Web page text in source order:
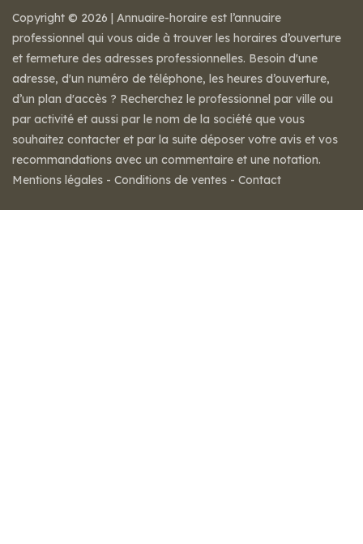
Copyright © 2026 | Annuaire-horaire est l’annuaire
professionnel qui vous aide à trouver les horaires d’ouverture
et fermeture des adresses professionnelles. Besoin d'une
adresse, d'un numéro de téléphone, les heures d’ouverture,
d’un plan d'accès ? Recherchez le professionnel par ville ou
par activité et aussi par le nom de la société que vous
souhaitez contacter et par la suite déposer votre avis et vos
recommandations avec un commentaire et une notation.
Mentions légales - Conditions de ventes - Contact